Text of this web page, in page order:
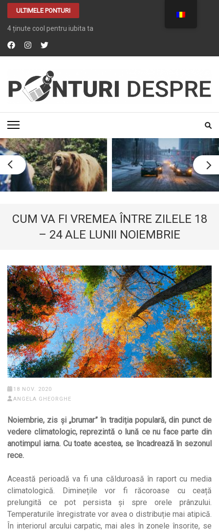
ULTIMELE PONTURI
4 ținute cool pentru iubita ta
PONTURI DESPRE
CUM VA FI VREMEA ÎNTRE ZILELE 18
– 24 ALE LUNII NOIEMBRIE
18 NOV. 2020
ANGELA GHEORGHE
Noiembrie, zis și „brumar” în tradiția populară, din punct de
vedere climatologic, reprezintă o lună ce nu face parte din
anotimpul iarna. Cu toate acestea, se încadrează în sezonul
rece.
Această perioadă va fi una călduroasă în raport cu media
climatologică. Diminețile vor fi răcoroase cu ceață
prelungită ce pot persista și spre orele prânzului.
Temperaturile înregistrate vor avea o distribuție mai atipică.
În interiorul arcului carpatic, mai ales în zonele însorite, se